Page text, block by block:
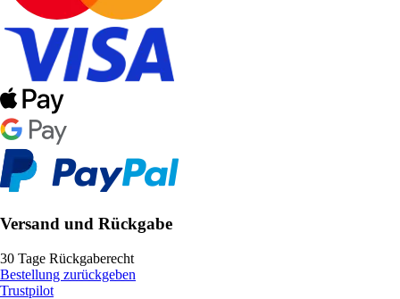
Versand und Rückgabe
30 Tage Rückgaberecht
Bestellung zurückgeben
Trustpilot